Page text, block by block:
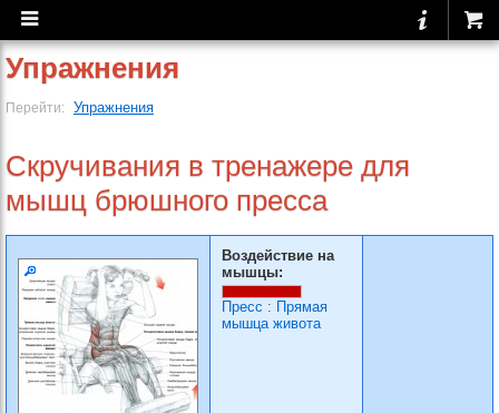
Упражнения
Перейти: Упражнения
Скручивания в тренажере для
мышц брюшного пресса
Воздействие на
мышцы:
Пресс : Прямая
мышца живота